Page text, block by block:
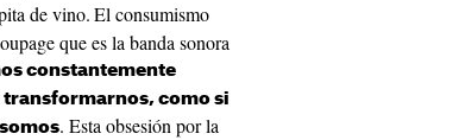
de vino.El consumismo
que es la banda sonora
constantemente
como si
. Esta obsesión por la